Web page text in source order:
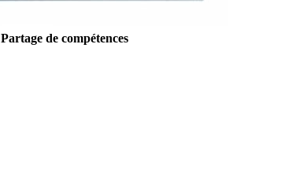
Partage de compétences